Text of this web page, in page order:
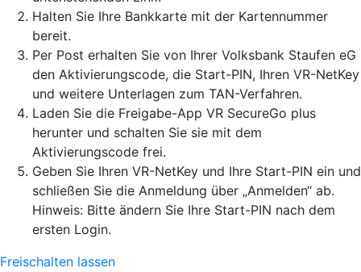
Halten Sie Ihre Bankkarte mit der Kartennummer
bereit.
Per Post erhalten Sie von Ihrer Volksbank Staufen eG
den Aktivierungscode, die Start-PIN, Ihren VR-NetKey
und weitere Unterlagen zum TAN-Verfahren.
Laden Sie die Freigabe-App VR SecureGo plus
herunter und schalten Sie sie mit dem
Aktivierungscode frei.
Geben Sie Ihren VR-NetKey und Ihre Start-PIN ein und
schließen Sie die Anmeldung über „Anmelden“ ab.
Hinweis: Bitte ändern Sie Ihre Start-PIN nach dem
ersten Login.
Freischalten lassen